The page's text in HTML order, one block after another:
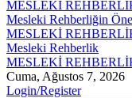
MESLEKİ
Mesleki Rehberliğin
MESLEKİ
Mesleki Rehberlik
MESLEKİ
Cuma, Ağustos 7, 2026
Login/Register